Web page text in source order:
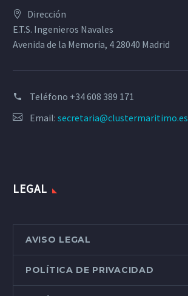
Dirección
E.T.S. Ingenieros Navales
Avenida de la Memoria, 4 28040 Madrid
Teléfono +34 608 389 171
Email: secretaria@clustermaritimo.es
LEGAL
AVISO LEGAL
POLÍTICA DE PRIVACIDAD